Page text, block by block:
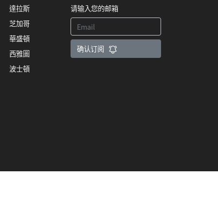
達拉斯
芝加哥
華盛頓
西雅圖
波士頓
请输入您的邮箱
确认订阅